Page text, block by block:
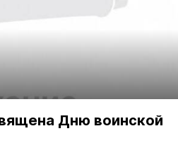
Дню воинской